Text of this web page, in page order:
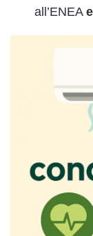
all’ENEA